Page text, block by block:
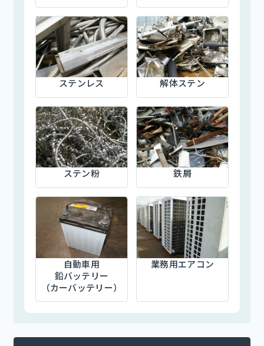
ステンレス 解体ステン
ステン粉 鉄屑
自動車用
鉛バッテリー
（カーバッテリー）
業務用エアコン